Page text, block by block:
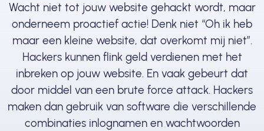
Wacht niet tot jouw website gehackt wordt, maar
onderneem proactief actie! Denk niet “Oh ik heb
maar een kleine website, dat overkomt mij niet”.
Hackers kunnen flink geld verdienen met het
inbreken op jouw website. En vaak gebeurt dat
door middel van een brute force attack. Hackers
maken dan gebruik van software die verschillende
combinaties inlognamen en wachtwoorden